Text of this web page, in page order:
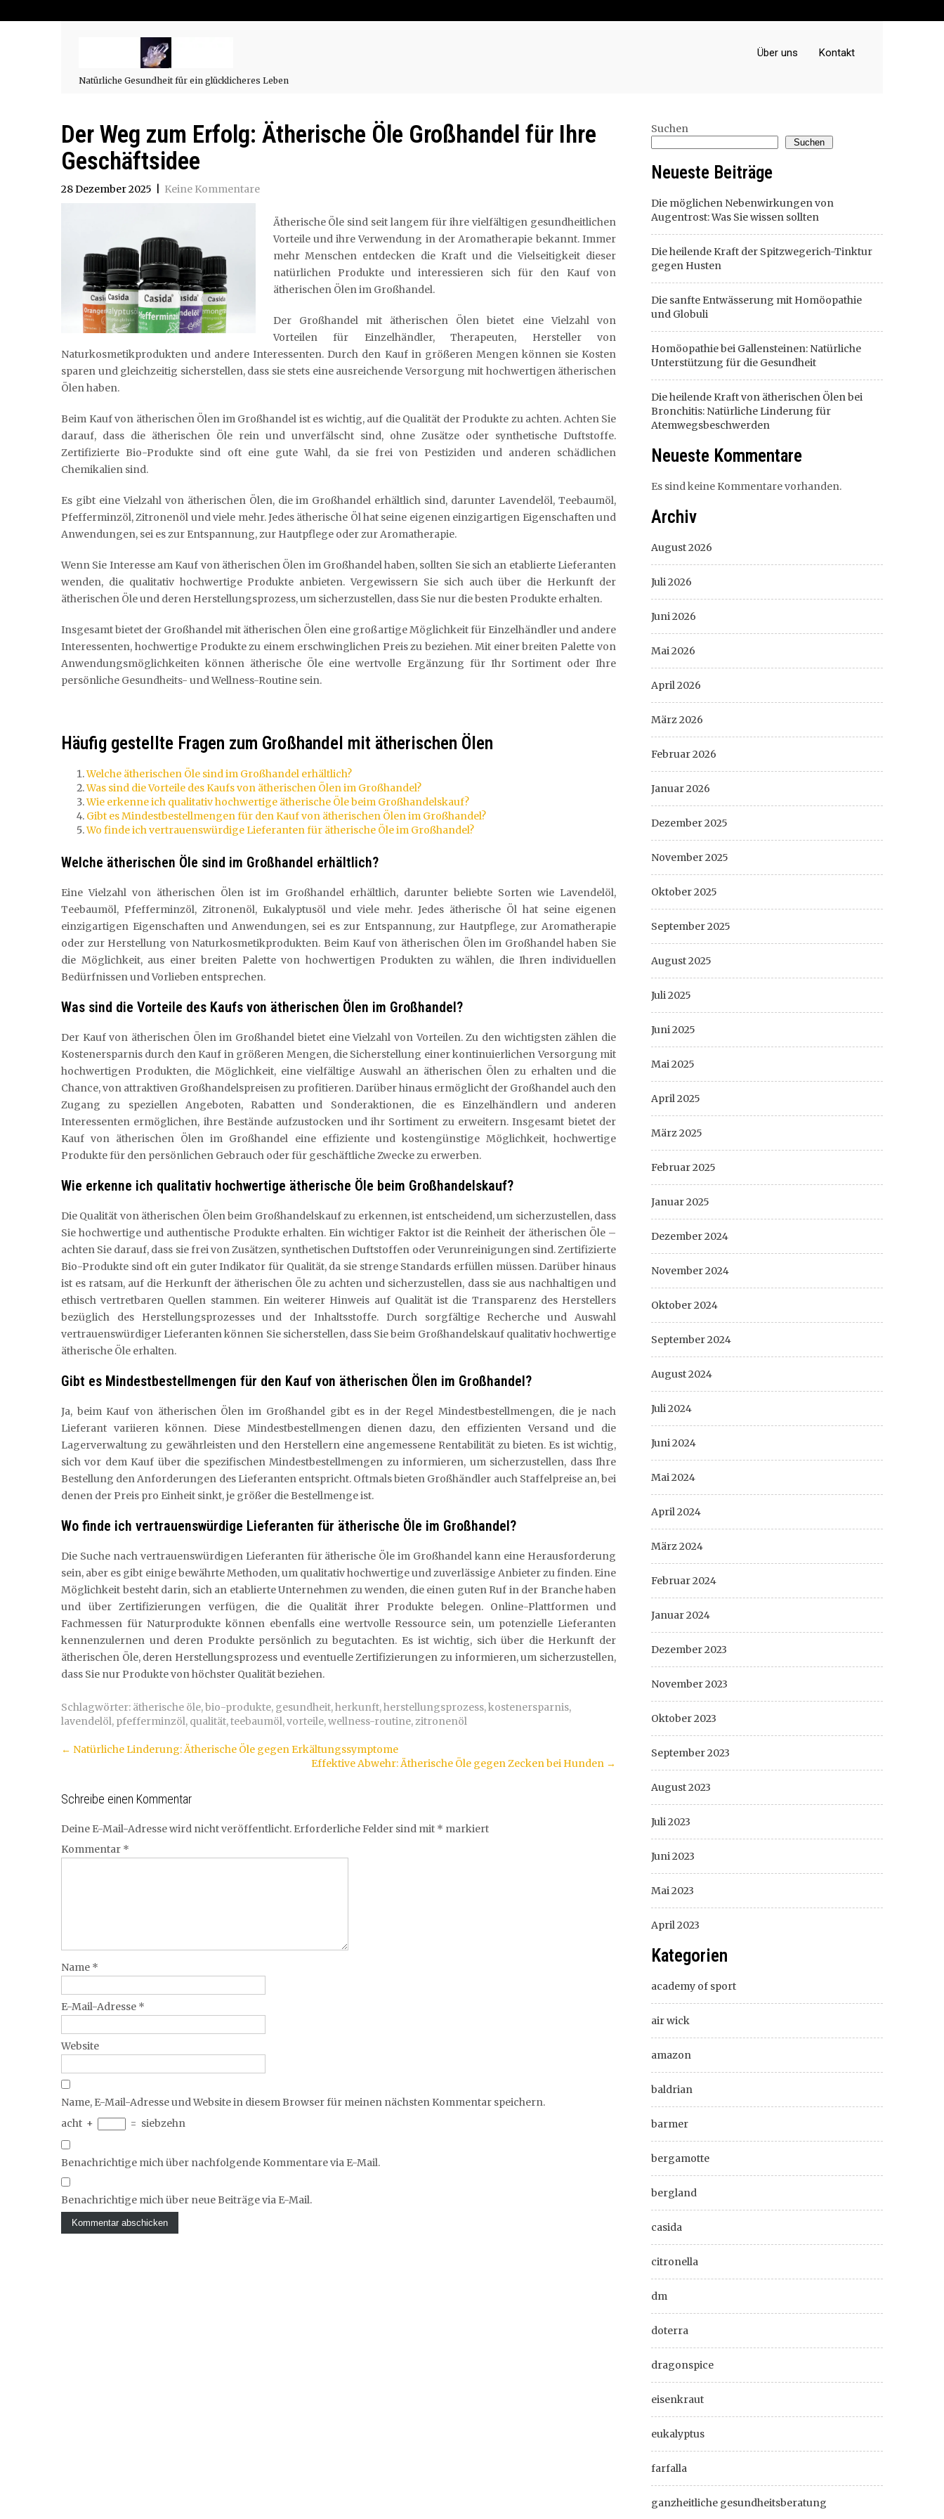
Natürliche Gesundheit für ein glücklicheres Leben
Über uns Kontakt
Der Weg zum Erfolg: Ätherische Öle Großhandel für Ihre
Geschäftsidee
28 Dezember 2025 Keine Kommentare
Ätherische Öle sind seit langem für ihre vielfältigen gesundheitlichen
Vorteile und ihre Verwendung in der Aromatherapie bekannt. Immer
mehr Menschen entdecken die Kraft und die Vielseitigkeit dieser
natürlichen Produkte und interessieren sich für den Kauf von
ätherischen Ölen im Großhandel.
Der Großhandel mit ätherischen Ölen bietet eine Vielzahl von
Vorteilen für Einzelhändler, Therapeuten, Hersteller von
Naturkosmetikprodukten und andere Interessenten. Durch den Kauf in größeren Mengen können sie Kosten
sparen und gleichzeitig sicherstellen, dass sie stets eine ausreichende Versorgung mit hochwertigen ätherischen
Ölen haben.
Beim Kauf von ätherischen Ölen im Großhandel ist es wichtig, auf die Qualität der Produkte zu achten. Achten Sie
darauf, dass die ätherischen Öle rein und unverfälscht sind, ohne Zusätze oder synthetische Duftstoffe.
Zertifizierte Bio-Produkte sind oft eine gute Wahl, da sie frei von Pestiziden und anderen schädlichen
Chemikalien sind.
Es gibt eine Vielzahl von ätherischen Ölen, die im Großhandel erhältlich sind, darunter Lavendelöl, Teebaumöl,
Pfefferminzöl, Zitronenöl und viele mehr. Jedes ätherische Öl hat seine eigenen einzigartigen Eigenschaften und
Anwendungen, sei es zur Entspannung, zur Hautpflege oder zur Aromatherapie.
Wenn Sie Interesse am Kauf von ätherischen Ölen im Großhandel haben, sollten Sie sich an etablierte Lieferanten
wenden, die qualitativ hochwertige Produkte anbieten. Vergewissern Sie sich auch über die Herkunft der
ätherischen Öle und deren Herstellungsprozess, um sicherzustellen, dass Sie nur die besten Produkte erhalten.
Insgesamt bietet der Großhandel mit ätherischen Ölen eine großartige Möglichkeit für Einzelhändler und andere
Interessenten, hochwertige Produkte zu einem erschwinglichen Preis zu beziehen. Mit einer breiten Palette von
Anwendungsmöglichkeiten können ätherische Öle eine wertvolle Ergänzung für Ihr Sortiment oder Ihre
persönliche Gesundheits- und Wellness-Routine sein.
Häufig gestellte Fragen zum Großhandel mit ätherischen Ölen
Welche ätherischen Öle sind im Großhandel erhältlich?
Was sind die Vorteile des Kaufs von ätherischen Ölen im Großhandel?
Wie erkenne ich qualitativ hochwertige ätherische Öle beim Großhandelskauf?
Gibt es Mindestbestellmengen für den Kauf von ätherischen Ölen im Großhandel?
Wo finde ich vertrauenswürdige Lieferanten für ätherische Öle im Großhandel?
Welche ätherischen Öle sind im Großhandel erhältlich?
Eine Vielzahl von ätherischen Ölen ist im Großhandel erhältlich, darunter beliebte Sorten wie Lavendelöl,
Teebaumöl, Pfefferminzöl, Zitronenöl, Eukalyptusöl und viele mehr. Jedes ätherische Öl hat seine eigenen
einzigartigen Eigenschaften und Anwendungen, sei es zur Entspannung, zur Hautpflege, zur Aromatherapie
oder zur Herstellung von Naturkosmetikprodukten. Beim Kauf von ätherischen Ölen im Großhandel haben Sie
die Möglichkeit, aus einer breiten Palette von hochwertigen Produkten zu wählen, die Ihren individuellen
Bedürfnissen und Vorlieben entsprechen.
Was sind die Vorteile des Kaufs von ätherischen Ölen im Großhandel?
Der Kauf von ätherischen Ölen im Großhandel bietet eine Vielzahl von Vorteilen. Zu den wichtigsten zählen die
Kostenersparnis durch den Kauf in größeren Mengen, die Sicherstellung einer kontinuierlichen Versorgung mit
hochwertigen Produkten, die Möglichkeit, eine vielfältige Auswahl an ätherischen Ölen zu erhalten und die
Chance, von attraktiven Großhandelspreisen zu profitieren. Darüber hinaus ermöglicht der Großhandel auch den
Zugang zu speziellen Angeboten, Rabatten und Sonderaktionen, die es Einzelhändlern und anderen
Interessenten ermöglichen, ihre Bestände aufzustocken und ihr Sortiment zu erweitern. Insgesamt bietet der
Kauf von ätherischen Ölen im Großhandel eine effiziente und kostengünstige Möglichkeit, hochwertige
Produkte für den persönlichen Gebrauch oder für geschäftliche Zwecke zu erwerben.
Wie erkenne ich qualitativ hochwertige ätherische Öle beim Großhandelskauf?
Die Qualität von ätherischen Ölen beim Großhandelskauf zu erkennen, ist entscheidend, um sicherzustellen, dass
Sie hochwertige und authentische Produkte erhalten. Ein wichtiger Faktor ist die Reinheit der ätherischen Öle –
achten Sie darauf, dass sie frei von Zusätzen, synthetischen Duftstoffen oder Verunreinigungen sind. Zertifizierte
Bio-Produkte sind oft ein guter Indikator für Qualität, da sie strenge Standards erfüllen müssen. Darüber hinaus
ist es ratsam, auf die Herkunft der ätherischen Öle zu achten und sicherzustellen, dass sie aus nachhaltigen und
ethisch vertretbaren Quellen stammen. Ein weiterer Hinweis auf Qualität ist die Transparenz des Herstellers
bezüglich des Herstellungsprozesses und der Inhaltsstoffe. Durch sorgfältige Recherche und Auswahl
vertrauenswürdiger Lieferanten können Sie sicherstellen, dass Sie beim Großhandelskauf qualitativ hochwertige
ätherische Öle erhalten.
Gibt es Mindestbestellmengen für den Kauf von ätherischen Ölen im Großhandel?
Ja, beim Kauf von ätherischen Ölen im Großhandel gibt es in der Regel Mindestbestellmengen, die je nach
Lieferant variieren können. Diese Mindestbestellmengen dienen dazu, den effizienten Versand und die
Lagerverwaltung zu gewährleisten und den Herstellern eine angemessene Rentabilität zu bieten. Es ist wichtig,
sich vor dem Kauf über die spezifischen Mindestbestellmengen zu informieren, um sicherzustellen, dass Ihre
Bestellung den Anforderungen des Lieferanten entspricht. Oftmals bieten Großhändler auch Staffelpreise an, bei
denen der Preis pro Einheit sinkt, je größer die Bestellmenge ist.
Wo finde ich vertrauenswürdige Lieferanten für ätherische Öle im Großhandel?
Die Suche nach vertrauenswürdigen Lieferanten für ätherische Öle im Großhandel kann eine Herausforderung
sein, aber es gibt einige bewährte Methoden, um qualitativ hochwertige und zuverlässige Anbieter zu finden. Eine
Möglichkeit besteht darin, sich an etablierte Unternehmen zu wenden, die einen guten Ruf in der Branche haben
und über Zertifizierungen verfügen, die die Qualität ihrer Produkte belegen. Online-Plattformen und
Fachmessen für Naturprodukte können ebenfalls eine wertvolle Ressource sein, um potenzielle Lieferanten
kennenzulernen und deren Produkte persönlich zu begutachten. Es ist wichtig, sich über die Herkunft der
ätherischen Öle, deren Herstellungsprozess und eventuelle Zertifizierungen zu informieren, um sicherzustellen,
dass Sie nur Produkte von höchster Qualität beziehen.
Schlagwörter: ätherische öle,bio-produkte, gesundheit,herkunft,herstellungsprozess,kostenersparnis,
lavendelöl, pfefferminzöl, qualität,teebaumöl,vorteile,wellness-routine, zitronenöl
Artikel-
← Natürliche Linderung: Ätherische Öle gegen Erkältungssymptome
Effektive Abwehr: Ätherische Öle gegen Zecken bei Hunden →
Schreibe einen Kommentar
Deine E-Mail-Adresse wird nicht veröffentlicht. Erforderliche Felder sind mit * markiert
Kommentar *
Name *
E-Mail-Adresse *
Website
Name, E-Mail-Adresse und Website in diesem Browser für meinen nächsten Kommentar speichern.
acht + = siebzehn
Benachrichtige mich über nachfolgende Kommentare via E-Mail.
Benachrichtige mich über neue Beiträge via E-Mail.
Suchen
Suchen
Neueste Beiträge
Die möglichen Nebenwirkungen von
Augentrost: Was Sie wissen sollten
Die heilende Kraft der Spitzwegerich-Tinktur
gegen Husten
Die sanfte Entwässerung mit Homöopathie
und Globuli
Homöopathie bei Gallensteinen: Natürliche
Unterstützung für die Gesundheit
Die heilende Kraft von ätherischen Ölen bei
Bronchitis: Natürliche Linderung für
Atemwegsbeschwerden
Neueste Kommentare
Es sind keine Kommentare vorhanden.
Archiv
August 2026
Juli 2026
Juni 2026
Mai 2026
April 2026
März 2026
Februar 2026
Januar 2026
Dezember 2025
November 2025
Oktober 2025
September 2025
August 2025
Juli 2025
Juni 2025
Mai 2025
April 2025
März 2025
Februar 2025
Januar 2025
Dezember 2024
November 2024
Oktober 2024
September 2024
August 2024
Juli 2024
Juni 2024
Mai 2024
April 2024
März 2024
Februar 2024
Januar 2024
Dezember 2023
November 2023
Oktober 2023
September 2023
August 2023
Juli 2023
Juni 2023
Mai 2023
April 2023
Kategorien
academy of sport
air wick
amazon
baldrian
barmer
bergamotte
bergland
casida
citronella
dm
doterra
dragonspice
eisenkraut
eukalyptus
farfalla
ganzheitliche gesundheitsberatung